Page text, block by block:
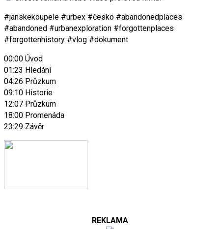
#janskekoupele #urbex #česko #abandonedplaces
#abandoned #urbanexploration #forgottenplaces
#forgottenhistory #vlog #dokument
00:00 Úvod
01:23 Hledání
04:26 Průzkum
09:10 Historie
12:07 Průzkum
18:00 Promenáda
23:29 Závěr
REKLAMA